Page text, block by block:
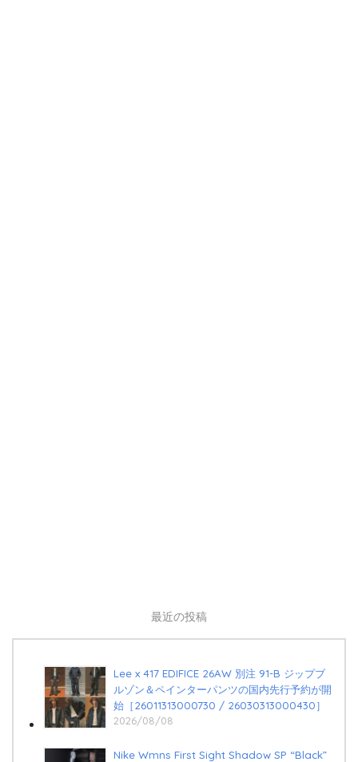
最近の投稿
Lee x 417 EDIFICE 26AW 別注 91-B ジップブ
ルゾン＆ペインターパンツの国内先行予約が開
始［26011313000730 / 26030313000430］
2026/08/08
Nike Wmns First Sight Shadow SP “Black”